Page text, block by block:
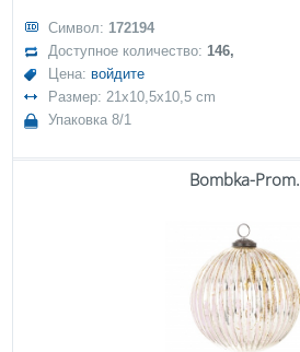
Символ: 172194
Доступное количество:146,
Цена: войдите
Размер: 21x10,5x10,5 cm
Упаковка 8/1
Bombka-Prom.